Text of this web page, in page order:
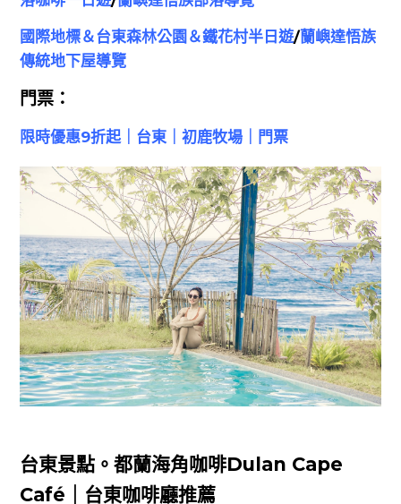
國際地標＆台東森林公園＆鐵花村半日遊/蘭嶼達悟族
傳統地下屋導覽
門票：
限時優惠9折起｜台東｜初鹿牧場｜門票
台東景點。都蘭海角咖啡Dulan Cape
Café｜台東咖啡廳推薦